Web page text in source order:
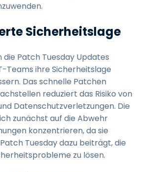
Sicherheitslage
die Patch Tuesday Updates
Teams ihre Sicherheitslage
Das schnelle Patchen
reduziert das Risiko von
Datenschutzverletzungen. Die
zunächst auf die Abwehr
konzentrieren, da sie
Tuesday dazu beiträgt, die
zu lösen.